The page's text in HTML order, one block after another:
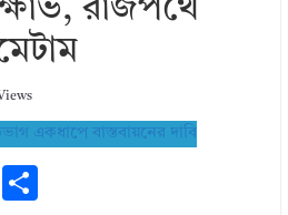
রাজপথে
F